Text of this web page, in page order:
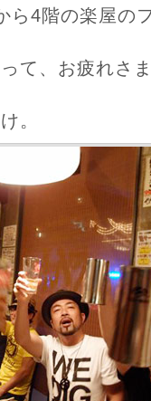
ら4階の楽屋の
て、お疲れさ
。